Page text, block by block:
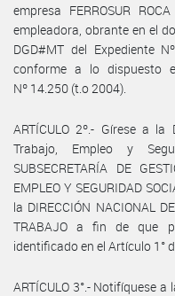
empresa FERROSUR
empleadora, obrante en el
DGD#MT del Expediente
conforme a lo dispuesto
Nº 14.250 (t.o 2004).
ARTÍCULO 2º.- Gírese a
Trabajo, Empleo y
SUBSECRETARÍA DE
EMPLEO Y SEGURIDAD
la DIRECCIÓN NACIONAL
TRABAJO a fin de que
identificado en el Artículo 1°
ARTÍCULO 3°.- Notifíquese